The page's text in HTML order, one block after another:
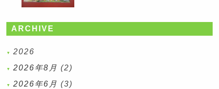
ARCHIVE
2026
2026年8月 (2)
2026年6月 (3)